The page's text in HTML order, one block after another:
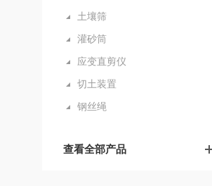
土壤筛
灌砂筒
应变直剪仪
切土装置
钢丝绳
查看全部产品